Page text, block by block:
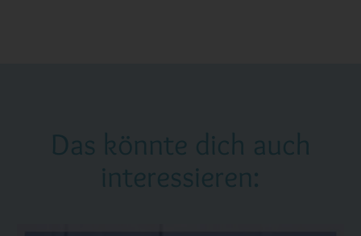
Das könnte dich auch
interessieren: